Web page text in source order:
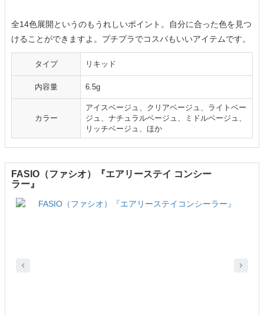
全14色展開というのもうれしいポイント。自分に合った色を見つ
けることができますよ。プチプラでコスパもいいアイテムです。
タイプ リキッド
内容量 6.5g
カラー
アイスベージュ、クリアベージュ、ライトベー
ジュ、ナチュラルベージュ、ミドルベージュ、
リッチベージュ、ほか
FASIO（ファシオ）『エアリーステイ コンシー
ラー』